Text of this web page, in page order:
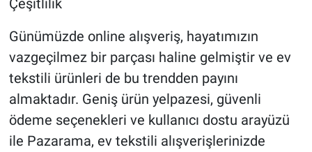
Günümüzde online alışveriş, hayatımızın
vazgeçilmez bir parçası haline gelmiştir ve ev
tekstili ürünleri de bu trendden payını
almaktadır. Geniş ürün yelpazesi, güvenli
ödeme seçenekleri ve kullanıcı dostu arayüzü
ile Pazarama, ev tekstili alışverişlerinizde